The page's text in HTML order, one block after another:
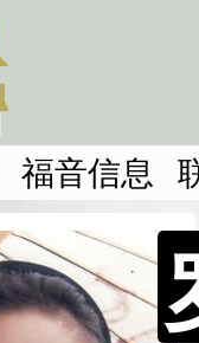
福音信息